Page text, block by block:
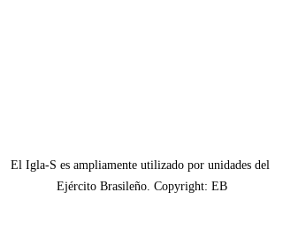
El Igla-S es ampliamente utilizado por unidades del
Ejército Brasileño. Copyright: EB